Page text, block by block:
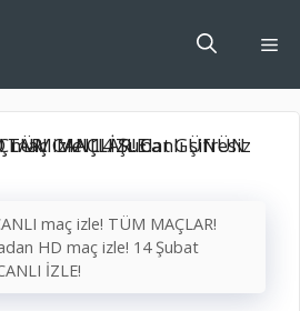
maç izle! TÜM MAÇLAR!
HD maç izle! 14 Şubat
İZLE!